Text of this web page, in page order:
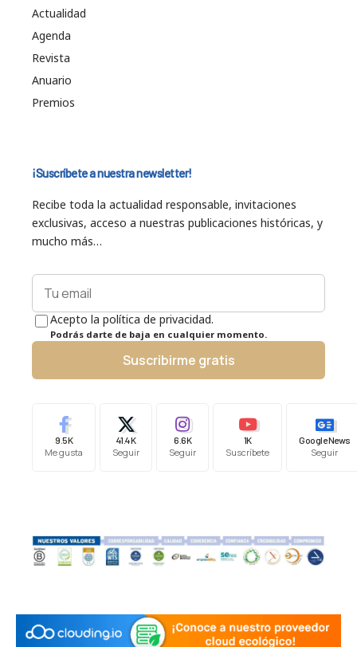
Actualidad
Agenda
Revista
Anuario
Premios
¡Suscríbete a nuestra newsletter!
Recibe toda la actualidad responsable, invitaciones
exclusivas, acceso a nuestras publicaciones históricas, y
mucho más…
Acepto la política de privacidad.
Podrás darte de baja en cualquier momento.
Suscribirme gratis
9.5K
Me gusta
41.4K
Seguir
6.6K
Seguir
1K
Suscríbete
Google News
Seguir